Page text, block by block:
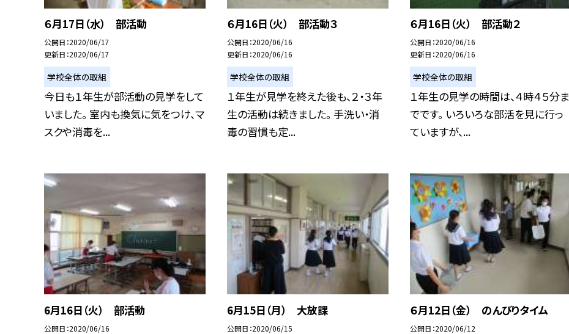
６月17日（水） 部活動
公開日 2020/06/17
更新日 2020/06/17
学校全体の取組
今日も１年生が部活動の見学をして
いました。 室内も換気に気をつけ、マ
スクや消毒を...
６月16日（火） 部活動３
公開日 2020/06/16
更新日 2020/06/16
学校全体の取組
１年生が見学を終えた後も、２・３年
生の活動は続きました。 手洗い・消
毒の習慣も定...
６月16日（火） 部活動２
公開日 2020/06/16
更新日 2020/06/16
学校全体の取組
１年生の見学の時間は、４時４５分ま
でです。 いろいろな部活を見に行っ
ていますが、...
6月16日（火） 部活動
公開日 2020/06/16
6月15日（月） 大放課
公開日 2020/06/15
６月12日（金） のんびりタイム
公開日 2020/06/12